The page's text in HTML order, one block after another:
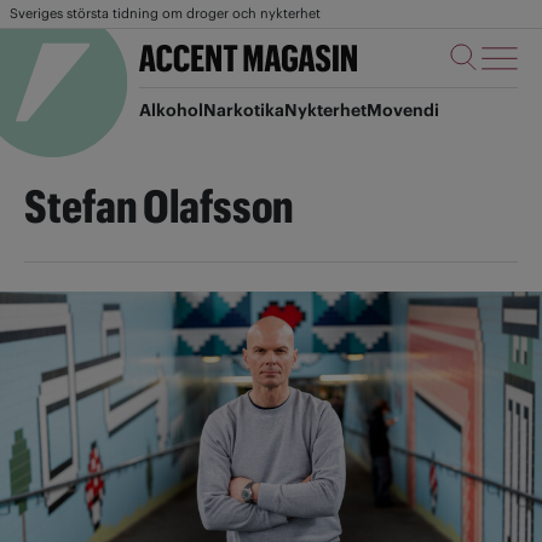
Sveriges största tidning om droger och nykterhet
AlkoholNarkotikaNykterhetMovendi
Stefan Olafsson